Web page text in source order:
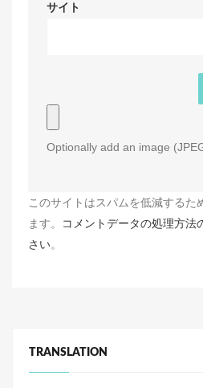
サイト
Optionally add an image
このサイトはスパムを低減するた
ます。
コメントデータの処理方法
さい。
TRANSLATION